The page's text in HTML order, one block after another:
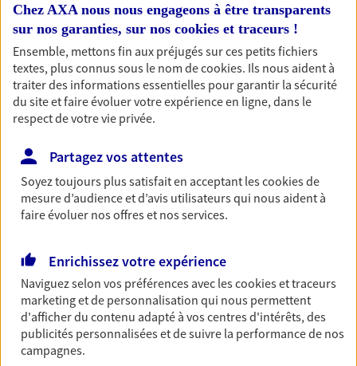
Nos offres phares
Épargne
Réalisez vos projets grâce à votre épargne : achat
immobilier, études des enfants ou voyage autour
du monde… Épargnez à votre rythme et
simplement, selon votre profil.
Préparez sereinement ce nouveau chapitre de
votre vie avec les conseils d'un expert. Découvrez
notre solution PER (Plan Epargne Retraite)
spécialement conçue pour la retraite.
Chez AXA nous nous engageons à être transparents
sur nos garanties, sur nos cookies et traceurs !
Ensemble, mettons fin aux préjugés sur ces petits fichiers
textes, plus connus sous le nom decookies. Ils nous aident à
traiter des informations essentielles pour garantir la sécurité
du site et faire évoluer votre expérience en ligne, dans le
respect de votre vie privée.
Partagez vos attentes
Soyez toujours plus satisfait en acceptant lescookiesde
mesure d’audience et d’avis utilisateurs qui nous aident à
faire évoluer nos offres et nos services.
Enrichissez votre expérience
Naviguez selon vos préférences avec lescookies et traceurs
marketing et de personnalisation qui nous permettent
d'afficher du contenu adapté à vos centres d'intérêts, des
publicités personnalisées et de suivre la performance de nos
campagnes.